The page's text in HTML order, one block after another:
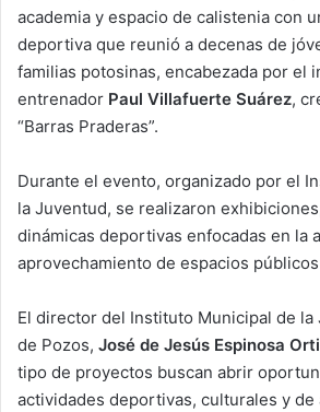
academia y espacio de calistenia con
deportiva que reunió a decenas de
familias potosinas, encabezada por el
entrenador Paul Villafuerte Suárez,
“Barras Praderas”.
Durante el evento, organizado por el
la Juventud, se realizaron
dinámicas deportivas enfocadas en la
aprovechamiento de espacios
El director del Instituto Municipal de la
de Pozos, José de Jesús Espinosa
tipo de proyectos buscan abrir
actividades deportivas, culturales y de